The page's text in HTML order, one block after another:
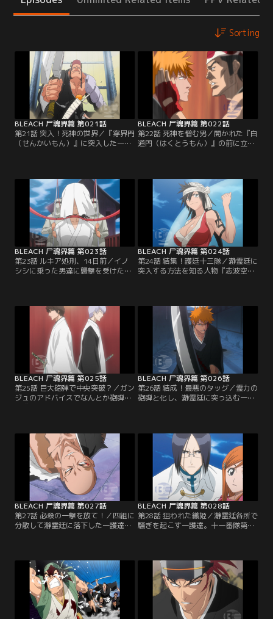
Sorting
BLEACH 尸魂界篇 第021話
第21話 突入！死神の世界／『穿界門
（せんかいもん）』に突入した一
そうになりながらもなんとか『尸魂
界』に到着する。一行が最初に足を
踏み入れたのは、『流魂街（るこん
がい）』と呼ばれるこの世界に導か
れた魂が最初に住まう場所。人影の
ない流魂街の向こう…。【提供：バ
ンダイチャンネル】
BLEACH 尸魂界篇 第022話
第22話 死神を憎む男／開かれた『白
道門（はくとうもん）』の前に立ち
る。驚愕する夜一を横に平然として
いる一護。一方ギンは、一護の名を
聞くといきなり斬魄刀を解放して攻
撃してきた。かろうじて斬月（ざん
げつ）で防御する一護だったが、結
局、門は閉ざされてしまう。【提
供：バンダイチャンネル】
BLEACH 尸魂界篇 第023話
第23話 ルキア処刑、14日前／イノ
シシに乗った男達に襲撃を受けた一
いた目覚まし時計に勝負を中断され
る。現れた時と同様にあっという間
に去って行くイノシシ軍団。ボーゼ
ンとする一護達。翌朝、瀞霊廷に入
る方法を知る『志波空鶴（しばくう
かく）』という人物を…。【提供：
バンダイチャンネル】
BLEACH 尸魂界篇 第024話
第24話 結集！護廷十三隊／瀞霊廷に
突入する方法を知る人物『志波空
である。驚く一護達の前で突入方法
を説明する空鶴。それは一護達を霊
力で固めた砲弾にして志波家が誇る
火筒で打ち上げ、空から瀞霊廷に突
っ込むというとてつもない方法だっ
た。無理やり霊力の砲弾を…。【提
供：バンダイチャンネル】
BLEACH 尸魂界篇 第025話
第25話 巨大砲弾で中央突破？／ガン
ジュのアドバイスでなんとか砲弾の
形成のための霊力のコントロールに
する夜一。しかし砲弾形成の練習で
力を使い果たした一護はその場で気
絶するように眠ってしまう。寝てい
る一護の側で必死に砲弾をコントロ
ールする口上を練習するガンジュ。
瀞霊廷突入には…。【提供：バンダ
イチャンネル】
BLEACH 尸魂界篇 第026話
第26話 結成！最悪のタッグ／霊力の
砲弾と化し、瀞霊廷に突っ込む一護
こんまく）に引っかかってしまう。
必死に霊力を集中して無理やり突入
しようとする一護達。その瞬間、砲
弾が爆発。一護達はバラバラになっ
て瀞霊廷に落ちていく。石田と織
姫、チャド、夜一、そして…。【提
供：バンダイチャンネル】
BLEACH 尸魂界篇 第027話
第27話 必殺の一撃を放て！／四組に
分散して瀞霊廷に落下した一護達。
弓親とそれぞれに戦闘を開始する。
一角と死闘を繰り広げる一護。押さ
れ気味の一護だったが、次第に一角
の動きをとらえて反撃に打って出
る。ついに一角の鬼灯丸をかわして
必殺の一撃を放つ一護。【提供：バ
BLEACH 尸魂界篇 第028話
第28話 狙われた織姫／瀞霊廷各所で
騒ぎを起こす一護達。十一番隊第三
親から必死に逃げていたが、ついに
追い詰められてしまう。背後に迫る
弓親。前方には霊力を遮断する『殺
気石（せっきせき）』で囲まれた巨
大な穴。絶体絶命のガンジュ。その
頃…。【提供：バンダイチャンネ